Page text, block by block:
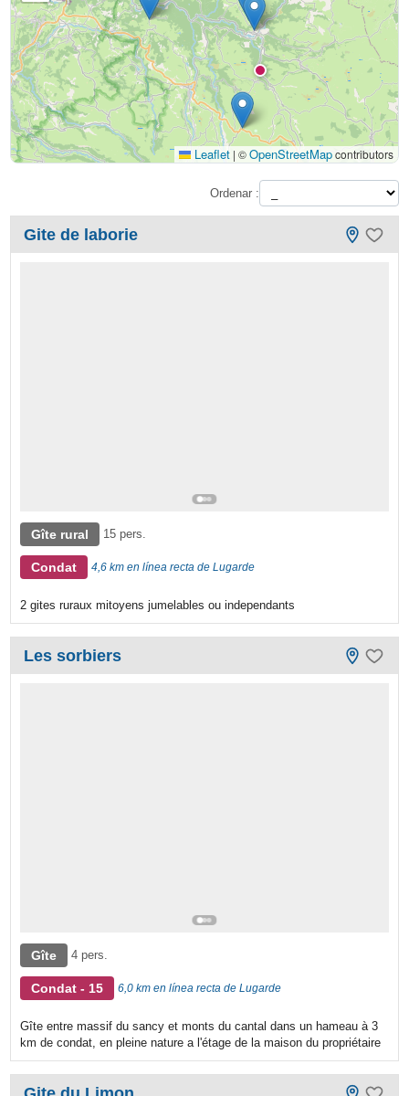
Leaflet | ©OpenStreetMapcontributors
Ordenar :
Gite de laborie
Gîte rural 15 pers.
Condat 4,6 km en línea recta de Lugarde
2 gites ruraux mitoyens jumelables ou independants
Les sorbiers
Gîte 4 pers.
Condat - 15 6,0 km en línea recta de Lugarde
Gîte entre massif du sancy et monts du cantal dans un hameau à 3
km de condat, en pleine nature a l'étage de la maison du propriétaire